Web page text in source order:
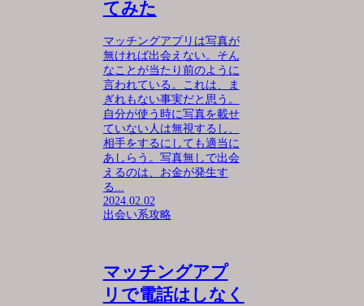
てみた
マッチングアプリは写真が
無ければ出会えない。そん
なことが当たり前のように
言われている。これは、ま
ぎれもない事実だと思う。
自分が使う時に写真を載せ
ていない人は無視するし、
相手をするにしても適当に
あしらう。写真無しで出会
えるのは、お金が発生す
る...
2024.02.02
出会い系攻略
マッチングアプ
リで電話はしなく